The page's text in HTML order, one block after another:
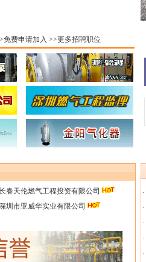
免费申请加入 >>更多招聘职位
春天伦燃气工程投资有限公司
圳市亚威华实业有限公司
·
·
·
·
·